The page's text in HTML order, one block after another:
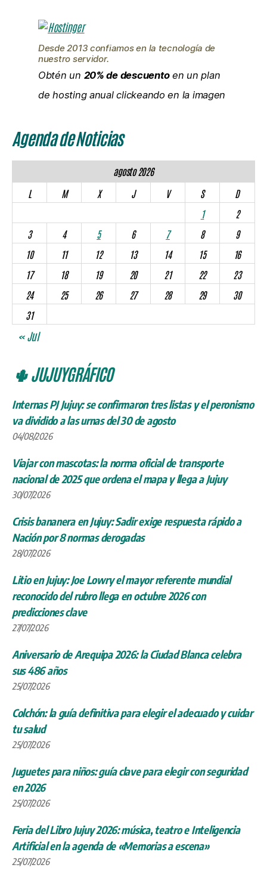
Desde 2013 confiamos en la tecnología de
nuestro servidor.
Obtén un 20% de descuentoen un plan
de hosting anual clickeando en la imagen
Agenda de Noticias
agosto 2026
L
M X J V S
D
1
2
3
4 5 6 7 8
9
10
11 12 13 14 15
16
17
18 19 20 21 22
23
24
25 26 27 28 29
30
31
« Jul
🌵 JUJUYGRÁFICO
Internas PJ Jujuy: se confirmaron tres listas y el peronismo
va dividido a las urnas del 30 de agosto
04/08/2026
Viajar con mascotas: la norma oficial de transporte
nacional de 2025 que ordena el mapa y llega a Jujuy
30/07/2026
Crisis bananera en Jujuy: Sadir exige respuesta rápido a
Nación por 8 normas derogadas
28/07/2026
Litio en Jujuy: Joe Lowry el mayor referente mundial
reconocido del rubro llega en octubre 2026 con
predicciones clave
27/07/2026
Aniversario de Arequipa 2026: la Ciudad Blanca celebra
sus 486 años
25/07/2026
Colchón: la guía definitiva para elegir el adecuado y cuidar
tu salud
25/07/2026
Juguetes para niños: guía clave para elegir con seguridad
en 2026
25/07/2026
Feria del Libro Jujuy 2026: música, teatro e Inteligencia
Artificial en la agenda de «Memorias a escena»
25/07/2026